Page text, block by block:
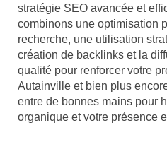
stratégie SEO avancée et
combinons une optimisation
recherche, une utilisation
création de backlinks et la
qualité pour renforcer votre
Autainville et bien plus
entre de bonnes mains pour
organique et votre présence